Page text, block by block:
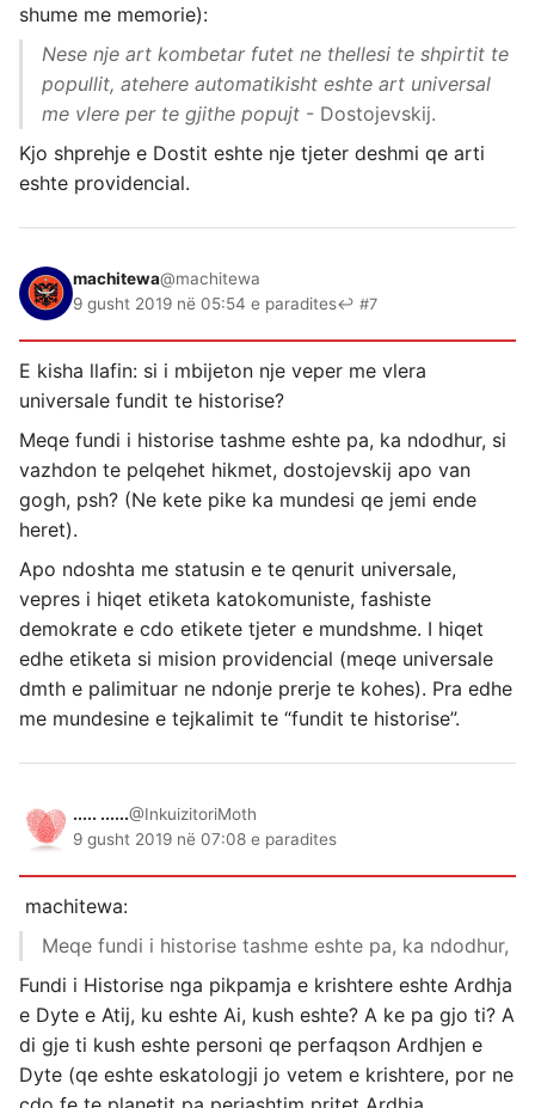
shume me memorie):
Nese nje art kombetar futet ne thellesi te shpirtit te
popullit, atehere automatikisht eshte art universal
me vlere per te gjithe popujt - Dostojevskij.
Kjo shprehje e Dostit eshte nje tjeter deshmi qe arti
eshte providencial.
machitewa@machitewa
9 gusht 2019 në 05:54 e paradites↩ #7
E kisha llafin: si i mbijeton nje veper me vlera
universale fundit te historise?
Meqe fundi i historise tashme eshte pa, ka ndodhur, si
vazhdon te pelqehet hikmet, dostojevskij apo van
gogh, psh? (Ne kete pike ka mundesi qe jemi ende
heret).
Apo ndoshta me statusin e te qenurit universale,
vepres i hiqet etiketa katokomuniste, fashiste
demokrate e cdo etikete tjeter e mundshme. I hiqet
edhe etiketa si mision providencial (meqe universale
dmth e palimituar ne ndonje prerje te kohes). Pra edhe
me mundesine e tejkalimit te “fundit te historise”.
..... ......@InkuizitoriMoth
9 gusht 2019 në 07:08 e paradites
machitewa:
Meqe fundi i historise tashme eshte pa, ka ndodhur,
Fundi i Historise nga pikpamja e krishtere eshte Ardhja
e Dyte e Atij, ku eshte Ai, kush eshte? A ke pa gjo ti? A
di gje ti kush eshte personi qe perfaqson Ardhjen e
Dyte (qe eshte eskatologji jo vetem e krishtere, por ne